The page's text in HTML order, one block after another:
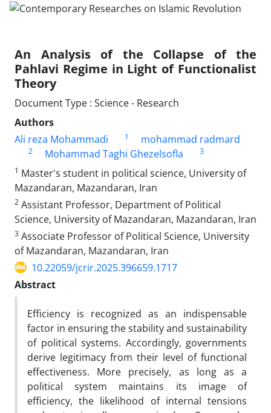
An Analysis of the Collapse of the
Pahlavi Regime in Light of Functionalist
Theory
Document Type : Science - Research
Authors
Ali reza Mohammadi
1 mohammad radmard
2 Mohammad Taghi Ghezelsofla
3
1 Master's student in political science, University of
Mazandaran, Mazandaran, Iran
2 Assistant Professor, Department of Political
Science, University of Mazandaran, Mazandaran, Iran
3 Associate Professor of Political Science, University
of Mazandaran, Mazandaran, Iran
10.22059/jcrir.2025.396659.1717
Abstract
Efficiency is recognized as an indispensable
factor in ensuring the stability and sustainability
of political systems. Accordingly, governments
derive legitimacy from their level of functional
effectiveness. More precisely, as long as a
political system maintains its image of
efficiency, the likelihood of internal tensions